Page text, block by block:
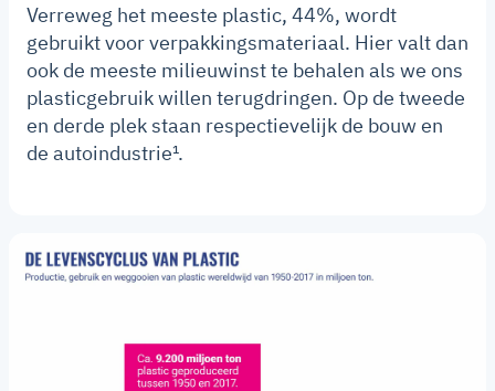
Verreweg het meeste plastic, 44%, wordt
gebruikt voor verpakkingsmateriaal. Hier valt dan
ook de meeste milieuwinst te behalen als we ons
plasticgebruik willen terugdringen. Op de tweede
en derde plek staan respectievelijk de bouw en
de autoindustrie¹.